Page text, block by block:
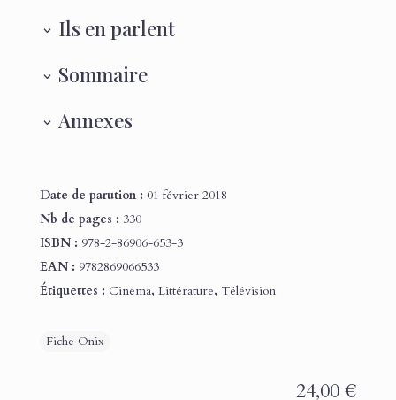
Ils en parlent
Sommaire
Annexes
Date de parution : 01 février 2018
Nb de pages : 330
ISBN : 978-2-86906-653-3
EAN : 9782869066533
Étiquettes : Cinéma, Littérature, Télévision
24,00€